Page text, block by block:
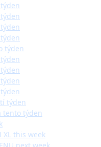
týden
týden
tento týden
XL this week